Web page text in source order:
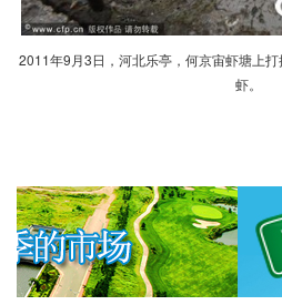
2011年9月3日，河北乐亭，何京宙虾塘上
虾。